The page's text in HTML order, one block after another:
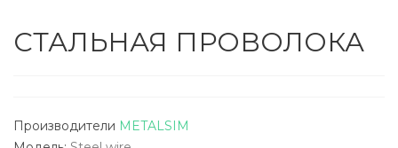
СТАЛЬНАЯ ПРОВОЛОКА
Производители METALSIM